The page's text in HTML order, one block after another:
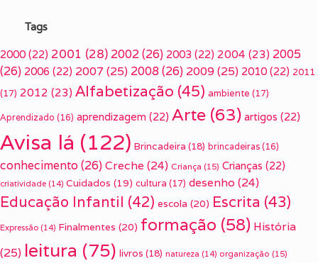
Tags
2000 (22) 2001 (28) 2002(26) 2003 (22) 2004 (23) 2005
(26) 2006 (22) 2007 (25) 2008(26) 2009(25) 2010 (22) 2011
(17) 2012 (23) Alfabetização (45) ambiente (17)
Aprendizado (16) aprendizagem (22) Arte (63) artigos (22)
Avisa lá (122) Brincadeira (18) brincadeiras (16)
conhecimento(26) Creche (24) Criança (15) Crianças (22)
criatividade (14) Cuidados (19) cultura (17) desenho (24)
Educação Infantil (42) escola (20) Escrita (43)
Expressão (14) Finalmentes (20) formação (58) História
(25) leitura (75) livros (18) natureza (14) organização (15)